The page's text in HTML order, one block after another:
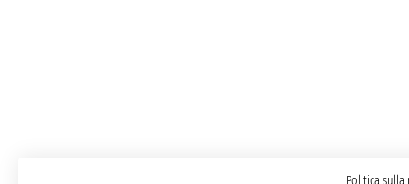
Politica sulla